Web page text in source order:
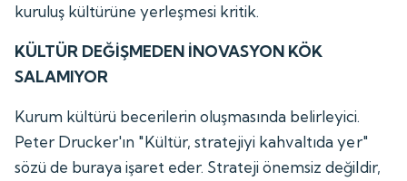
kuruluş kültürüne yerleşmesi kritik.
KÜLTÜR DEĞİŞMEDEN İNOVASYON KÖK
SALAMIYOR
Kurum kültürü becerilerin oluşmasında belirleyici.
Peter Drucker'ın "Kültür, stratejiyi kahvaltıda yer"
sözü de buraya işaret eder. Strateji önemsiz değildir,